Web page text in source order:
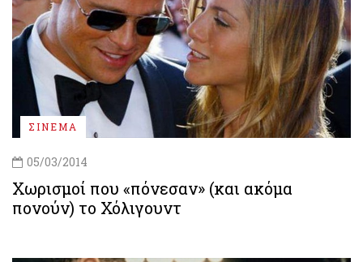
ΣΙΝΕΜΑ
05/03/2014
Χωρισμοί που «πόνεσαν» (και ακόμα
πονούν) το Χόλιγουντ